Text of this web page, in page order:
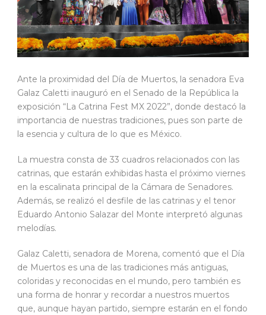
Ante la proximidad del Día de Muertos, la senadora Eva
Galaz Caletti inauguró en el Senado de la República la
exposición “La Catrina Fest MX 2022”, donde destacó la
importancia de nuestras tradiciones, pues son parte de
la esencia y cultura de lo que es México.
La muestra consta de 33 cuadros relacionados con las
catrinas, que estarán exhibidas hasta el próximo viernes
en la escalinata principal de la Cámara de Senadores.
Además, se realizó el desfile de las catrinas y el tenor
Eduardo Antonio Salazar del Monte interpretó algunas
melodías.
Galaz Caletti, senadora de Morena, comentó que el Día
de Muertos es una de las tradiciones más antiguas,
coloridas y reconocidas en el mundo, pero también es
una forma de honrar y recordar a nuestros muertos
que, aunque hayan partido, siempre estarán en el fondo